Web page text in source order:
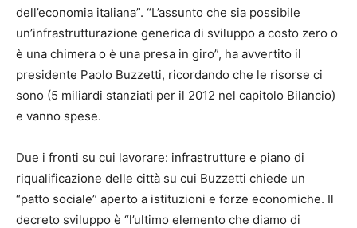
dell’economia italiana”. “L’assunto che sia possibile
un’infrastrutturazione generica di sviluppo a costo zero o
è una chimera o è una presa in giro”, ha avvertito il
presidente Paolo Buzzetti, ricordando che le risorse ci
sono (5 miliardi stanziati per il 2012 nel capitolo Bilancio)
e vanno spese.
Due i fronti su cui lavorare: infrastrutture e piano di
riqualificazione delle città su cui Buzzetti chiede un
“patto sociale” aperto a istituzioni e forze economiche. Il
decreto sviluppo è “l’ultimo elemento che diamo di